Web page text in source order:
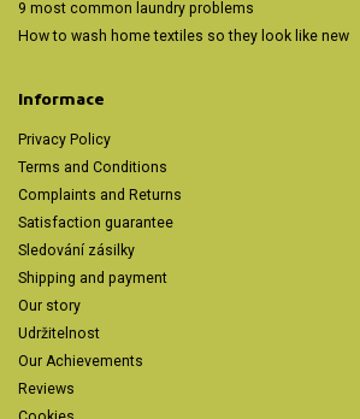
9 most common laundry problems
How to wash home textiles so they look like new
Informace
Privacy Policy
Terms and Conditions
Complaints and Returns
Satisfaction guarantee
Sledování zásilky
Shipping and payment
Our story
Udržitelnost
Our Achievements
Reviews